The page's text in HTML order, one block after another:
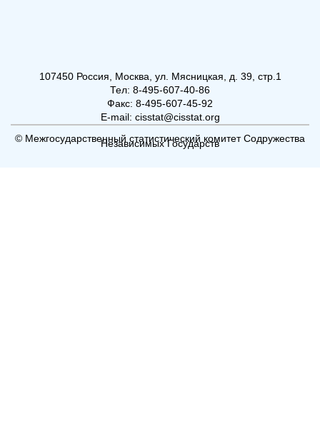
107450 Россия, Москва, ул. Мясницкая, д. 39, стр.1
Тел: 8-495-607-40-86
Факс: 8-495-607-45-92
E-mail: cisstat@cisstat.org
© Межгосударственный статистический комитет Содружества
Независимых Государств